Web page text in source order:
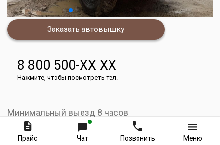
Заказать автовышку
8 800 500-XX XX
Нажмите, чтобы посмотреть тел.
Минимальный выезд 8 часов
30000
Прайс Чат Позвонить Меню